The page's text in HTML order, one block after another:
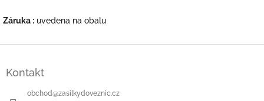
Záruka : uvedena na obalu
Kontakt
obchod@zasilkydoveznic.cz